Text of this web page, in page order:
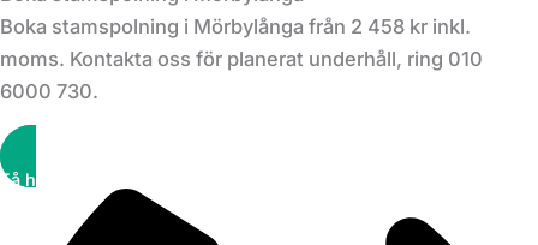
Boka stamspolning i Mörbylånga från 2 458 kr inkl.
moms. Kontakta oss för planerat underhåll, ring 010
6000 730.
Få hjälp snabbt!